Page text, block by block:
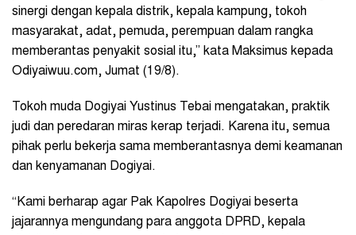
sinergi dengan kepala distrik, kepala kampung, tokoh
masyarakat, adat, pemuda, perempuan dalam rangka
memberantas penyakit sosial itu,” kata Maksimus kepada
Odiyaiwuu.com, Jumat (19/8).
Tokoh muda Dogiyai Yustinus Tebai mengatakan, praktik
judi dan peredaran miras kerap terjadi. Karena itu, semua
pihak perlu bekerja sama memberantasnya demi keamanan
dan kenyamanan Dogiyai.
“Kami berharap agar Pak Kapolres Dogiyai beserta
jajarannya mengundang para anggota DPRD, kepala